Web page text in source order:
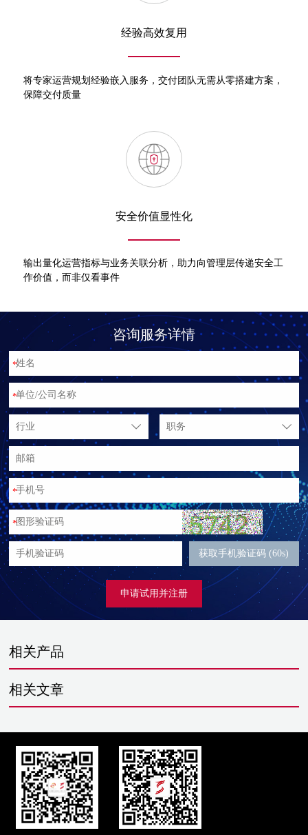
经验高效复用
将专家运营规划经验嵌入服务，交付团队无需从零搭建方案，
保障交付质量
安全价值显性化
输出量化运营指标与业务关联分析，助力向管理层传递安全工
作价值，而非仅看事件
咨询服务详情
*
*
行业 职务
*
*
获取手机验证码 (60s)
申请试用并注册
相关产品
相关文章